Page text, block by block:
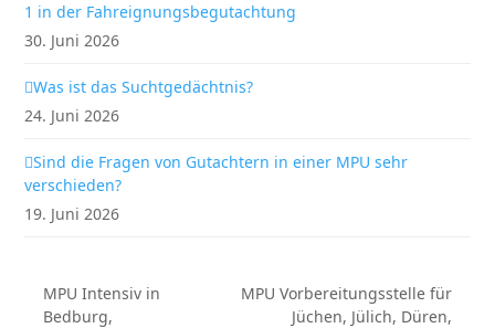
1 in der Fahreignungsbegutachtung
30. Juni 2026
Was ist das Suchtgedächtnis?
24. Juni 2026
Sind die Fragen von Gutachtern in einer MPU sehr
verschieden?
19. Juni 2026
MPU Intensiv in
Bedburg,
MPU Vorbereitungsstelle für
Jüchen, Jülich, Düren,